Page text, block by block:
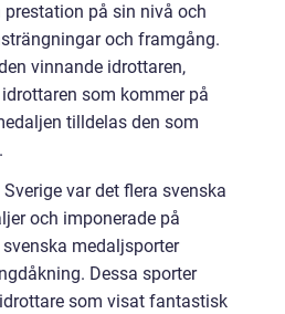
på sin nivå och
och framgång.
vinnande idrottaren,
som kommer på
tilldelas den som
var det flera svenska
och imponerade på
medaljsporter
Dessa sporter
som visat fantastisk